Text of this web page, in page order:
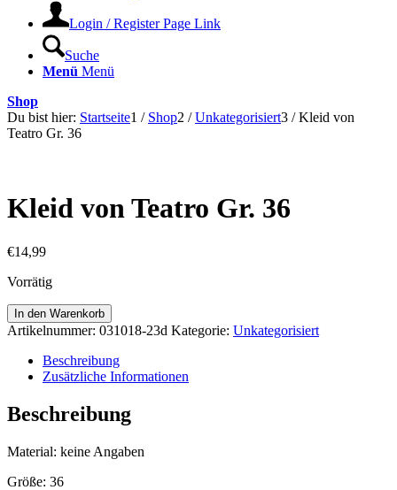
Login / Register Page Link
Suche
Menü Menü
Shop
Du bist hier: Startseite1 / Shop2 / Unkategorisiert3 / Kleid von
Teatro Gr. 36
Kleid von Teatro Gr. 36
€14,99
Vorrätig
Kleid
von
In den Warenkorb
Artikelnummer: 031018-23d Kategorie: Unkategorisiert
Beschreibung
Zusätzliche Informationen
Beschreibung
Material: keine Angaben
Größe: 36